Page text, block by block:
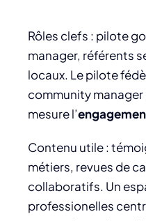
Rôles clefs : pilote
manager, référents
locaux. Le pilote
community
mesure l’
Contenu utile :
métiers, revues de
collaboratifs. Un
professionelles